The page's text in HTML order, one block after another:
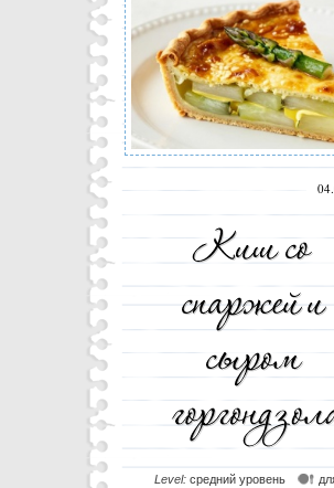
Level: средний уровень